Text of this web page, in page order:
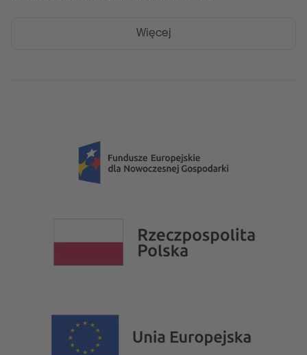
Więcej